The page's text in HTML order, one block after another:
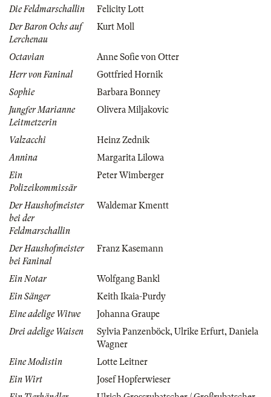
Die Feldmarschallin
Felicity Lott
Der Baron Ochs auf
Lerchenau
Kurt Moll
Octavian
Anne Sofie von Otter
Herr von Faninal
Gottfried Hornik
Sophie
Barbara Bonney
Jungfer Marianne
Leitmetzerin
Olivera Miljakovic
Valzacchi
Heinz Zednik
Annina
Margarita Lilowa
Ein
Polizeikommissär
Peter Wimberger
Der Haushofmeister
bei der
Feldmarschallin
Waldemar Kmentt
Der Haushofmeister
bei Faninal
Franz Kasemann
Ein Notar
Wolfgang Bankl
Ein Sänger
Keith Ikaia-Purdy
Eine adelige Witwe
Johanna Graupe
Drei adelige Waisen
Sylvia Panzenböck,Ulrike Erfurt,Daniela
Wagner
Eine Modistin
Lotte Leitner
Ein Wirt
Josef Hopferwieser